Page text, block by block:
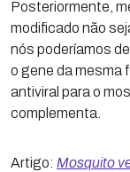
Posteriormente,
modificado não
nós poderíamos
o gene da mesma
antiviral para o
complementa.
Artigo: Mosquito